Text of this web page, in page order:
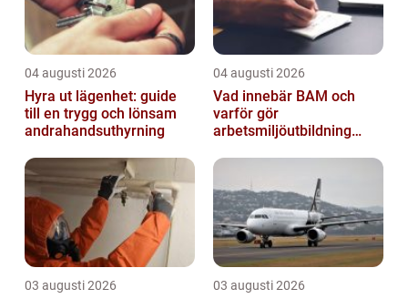
04 augusti 2026
Hyra ut lägenhet: guide
till en trygg och lönsam
andrahandsuthyrning
04 augusti 2026
Vad innebär BAM och
varför gör
arbetsmiljöutbildning
03 augusti 2026 03 augusti 2026